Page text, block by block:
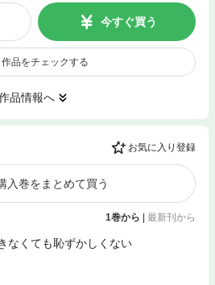
今すぐ買う
作品をチェックする
品情報へ
お気に入り登録
入巻をまとめて買う
1巻から | 最新刊から
なくても恥ずかしくない